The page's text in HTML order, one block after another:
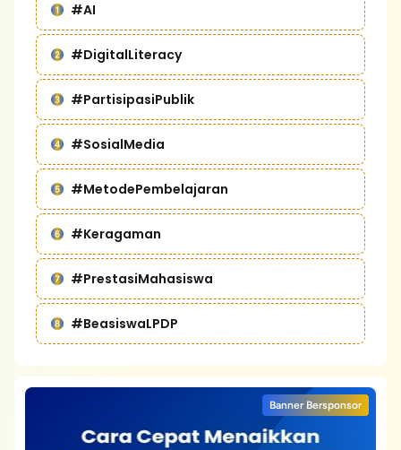
#AI
#DigitalLiteracy
#PartisipasiPublik
#SosialMedia
#MetodePembelajaran
#Keragaman
#PrestasiMahasiswa
#BeasiswaLPDP
Banner Bersponsor